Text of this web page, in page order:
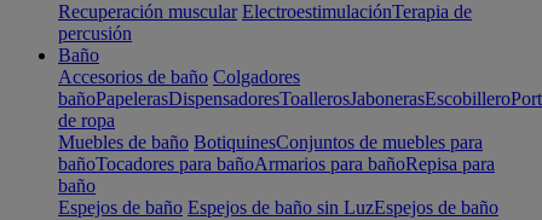
Recuperación muscular ElectroestimulaciónTerapia de
percusión
Baño
Accesorios de baño Colgadores
bañoPapelerasDispensadoresToallerosJabonerasEscobillero
de ropa
Muebles de baño BotiquinesConjuntos de muebles para
bañoTocadores para bañoArmarios para bañoRepisa para
baño
Espejos de baño Espejos de baño sin LuzEspejos de baño